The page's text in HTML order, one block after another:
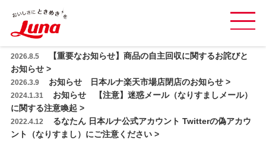
グ
ロ
ー
ビ
商品紹介
レシピ
日本ルナの乳酸菌
おいしさと品質
2026.8.5
【重要なお知らせ】商品の自主回収に関するお詫びと
お知らせ >
2026.3.9 お知らせ 日本ルナ楽天市場店閉店のお知らせ >
2024.1.31
お知らせ 【注意】迷惑メール（なりすましメール）
に関する注意喚起 >
2022.4.12
るなたん 日本ルナ公式アカウント Twitterの偽アカウ
ント（なりすまし）にご注意ください >